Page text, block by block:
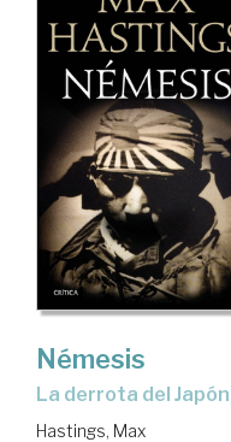
Némesis
La derrota del
Hastings, Max